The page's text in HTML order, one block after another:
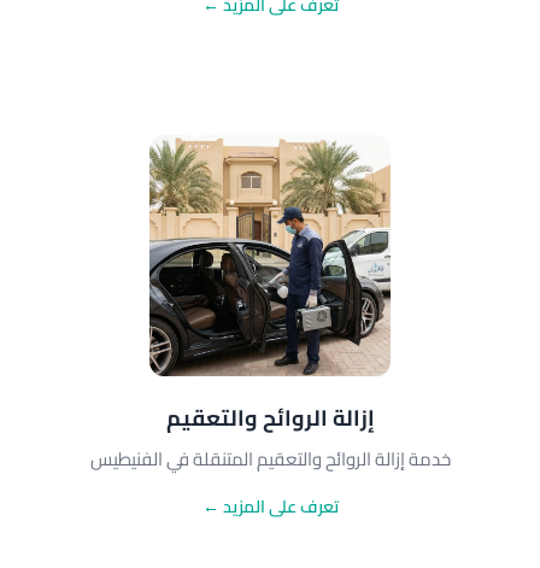
إزالة الروائح والتعقيم
خدمة إزالة الروائح والتعقيم المتنقلة في الفنيطيس
تعرف على المزيد ←